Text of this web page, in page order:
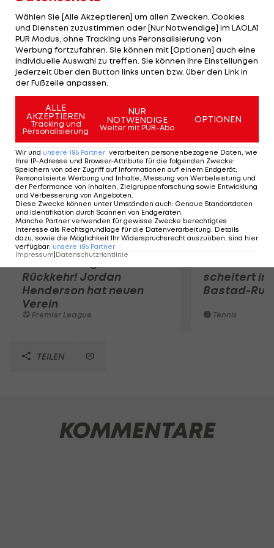
Podolski (Köln), Mario Götze (Dortmund) und Per
Mertesacker (Arsenal). Der 52-Jährige schloss
nicht aus, für die EM-Endrunde neue Kräfte zu
holen, das Vertrauen gelte aber zuerst dem
bewährten Spielermaterial.
Mehr zum Thema
Rückkehr! Jordan
Henderson hat neuen
Verein
Premier League
scheitert in
Bastad-
Tennis
TEILEN
KOMMENTARE
Wählen Sie [Alle Akzeptieren] um allen Zwecken, Cookies
und Diensten zuzustimmen oder [Nur Notwendige] im LAOLA1
PUR Modus, ohne Tracking uns Peronsalisierung von
Werbung fortzufahren. Sie können mit [Optionen] auch eine
individuelle Auswahl zu treffen. Sie können Ihre Einstellungen
jederzeit über den Button links unten bzw. über den Link in
der Fußzeile anpassen.
ALLE
AKZEPTIEREN
Tracking und
Personalisierung
NUR
NOTWENDIGE
Weiter mit PUR-Abo
OPTIONEN
Wir und unsere 186 Partner verarbeiten personenbezogene Daten, wie
Ihre IP-Adresse und Browser-Attribute für die folgenden Zwecke:
Speichern von oder Zugriff auf Informationen auf einem Endgerät;
Personalisierte Werbung und Inhalte, Messung von Werbeleistung und
der Performance von Inhalten, Zielgruppenforschung sowie Entwicklung
und Verbesserung von Angeboten.
Diese Zwecke können unter Umständen auch: Genaue Standortdaten
und Identifikation durch Scannen von Endgeräten.
Manche Partner verwenden für gewisse Zwecke berechtigtes
Interesse als Rechtsgrundlage für die Datenverarbeitung. Details
dazu, sowie die Möglichkeit Ihr Widerspruchsrecht auszuüben, sind hier
verfügbar: unsere 186 Partner
Impressum Datenschutzrichtlinie